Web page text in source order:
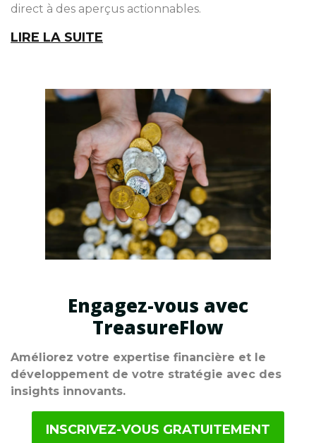
direct à des aperçus actionnables.
LIRE LA SUITE
Engagez-vous avec
TreasureFlow
Améliorez votre expertise financière et le
développement de votre stratégie avec des
insights innovants.
INSCRIVEZ-VOUS GRATUITEMENT